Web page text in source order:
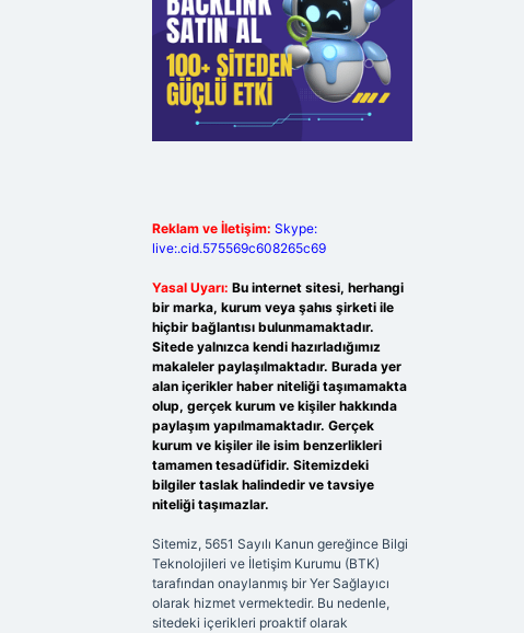
Reklam ve İletişim: Skype:
live:.cid.575569c608265c69
Yasal Uyarı: Bu internet sitesi, herhangi
bir marka, kurum veya şahıs şirketi ile
hiçbir bağlantısı bulunmamaktadır.
Sitede yalnızca kendi hazırladığımız
makaleler paylaşılmaktadır. Burada yer
alan içerikler haber niteliği taşımamakta
olup, gerçek kurum ve kişiler hakkında
paylaşım yapılmamaktadır. Gerçek
kurum ve kişiler ile isim benzerlikleri
tamamen tesadüfidir. Sitemizdeki
bilgiler taslak halindedir ve tavsiye
niteliği taşımazlar.
Sitemiz, 5651 Sayılı Kanun gereğince Bilgi
Teknolojileri ve İletişim Kurumu (BTK)
tarafından onaylanmış bir Yer Sağlayıcı
olarak hizmet vermektedir. Bu nedenle,
sitedeki içerikleri proaktif olarak